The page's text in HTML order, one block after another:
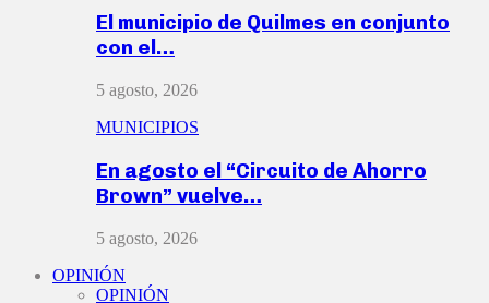
El municipio de Quilmes en conjunto
con el…
5 agosto, 2026
MUNICIPIOS
En agosto el “Circuito de Ahorro
Brown” vuelve…
5 agosto, 2026
OPINIÓN
OPINIÓN